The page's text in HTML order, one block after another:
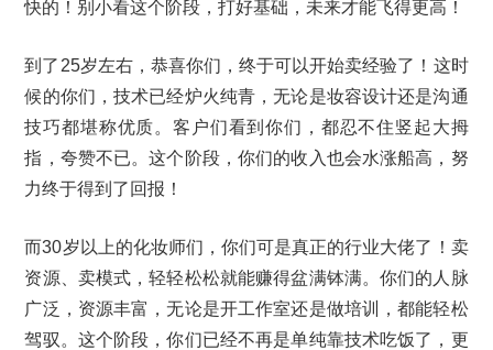
快的！别小看这个阶段，打好基础，未来才能飞得更高！
到了25岁左右，恭喜你们，终于可以开始卖经验了！这时
候的你们，技术已经炉火纯青，无论是妆容设计还是沟通
技巧都堪称优质。客户们看到你们，都忍不住竖起大拇
指，夸赞不已。这个阶段，你们的收入也会水涨船高，努
力终于得到了回报！
而30岁以上的化妆师们，你们可是真正的行业大佬了！卖
资源、卖模式，轻轻松松就能赚得盆满钵满。你们的人脉
广泛，资源丰富，无论是开工作室还是做培训，都能轻松
驾驭。这个阶段，你们已经不再是单纯靠技术吃饭了，更